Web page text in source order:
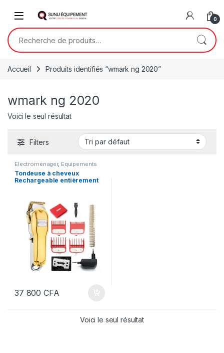
Open 0
Recherche pour :
Accueil Produits identifiés “wmark ng 2020”
wmark ng 2020
Voici le seul résultat
Filters
Electroménager, Equipements
de salon de coiffure Fashion
Tondeuses à cheveux
Tondeuse à cheveux
Rechargeable entièrement
37 800CFA
Voici le seul résultat